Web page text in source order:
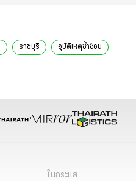
ราชบุรี อุบัติเหตุซ้ำซ้อน
ในกระแส